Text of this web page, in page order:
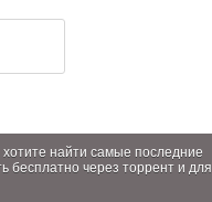
найти самые последние
бесплатно через торрент и для